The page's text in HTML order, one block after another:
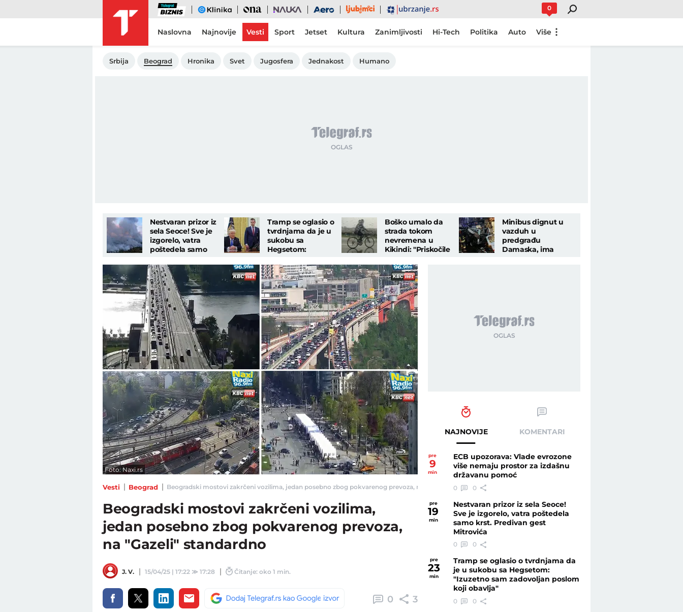
Biznis eKlinika Ona Nauka Aero Ljubimci Ubrzanje 0
Naslovna Najnovije Vesti Sport Jetset Kultura Zanimljivosti Hi-Tech Politika Auto Više
Srbija Beograd Hronika Svet Jugosfera Jednakost Humano
Nestvaran prizor iz
sela Seoce! Sve je
izgorelo, vatra
poštedela samo
Mitrovića
Tramp se oglasio o
tvrdnjama da je u
sukobu sa
Hegsetom:
zadovoljan poslom
koji obavlja"
Boško umalo da
strada tokom
nevremena u
Kikindi: "Priskočile
bilo nimalo prijatno"
Minibus dignut u
vazduh u
predgrađu
Damaska, ima
Foto: Naxi.rs
Vesti Beograd Beogradski mostovi zakrčeni vozilima, jedan posebno zbog pokvarenog prevoza, na "Gazeli" standardno - Vesti - Telegraf.rs
Beogradski mostovi zakrčeni vozilima,
jedan posebno zbog pokvarenog prevoza,
na "Gazeli" standardno
J. V. 15/04/25 | 17:22 ≫ 17:28 Čitanje: oko 1 min.
0 3
NAJNOVIJE KOMENTARI
pre
9
min
ECB upozorava: Vlade evrozone
više nemaju prostor za izdašnu
državanu pomoć
0 0
pre
19
min
Nestvaran prizor iz sela Seoce!
Sve je izgorelo, vatra poštedela
samo krst. Predivan gest
Mitrovića
0 0
pre
23
min
Tramp se oglasio o tvrdnjama da
je u sukobu sa Hegsetom:
"Izuzetno sam zadovoljan poslom
koji obavlja"
0 0